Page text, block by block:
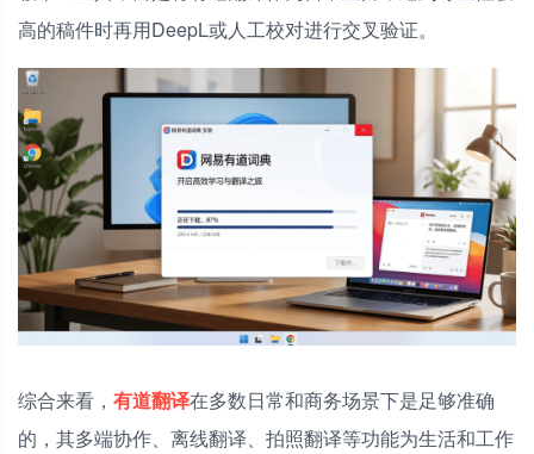
高的稿件时再用DeepL或人工校对进行交叉验证。
综合来看， 有道翻译在多数日常和商务场景下是足够准确
的，其多端协作、离线翻译、拍照翻译等功能为生活和工作